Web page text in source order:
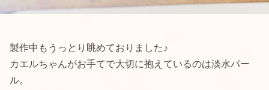
製作中もうっとり眺めておりました♪
カエルちゃんがお手てで大切に抱えているのは淡水パー
ル。